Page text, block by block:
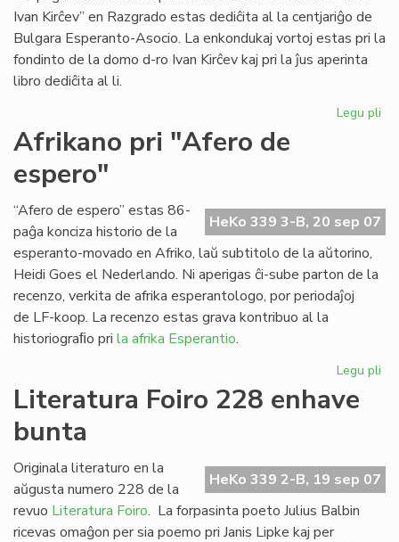
Ivan Kirĉev” en Razgrado estas dediĉita al la centjariĝo de
Bulgara Esperanto-Asocio. La enkondukaj vortoj estas pri la
fondinto de la domo d-ro Ivan Kirĉev kaj pri la ĵus aperinta
libro dediĉita al li.
Legu pli
ro
Afrikano pri "Afero de
espero"
HeKo 339 3-B, 20 sep 07
“Afero de espero” estas 86-
paĝa konciza historio de la
esperanto-movado en Afriko, laŭ subtitolo de la aŭtorino,
Heidi Goes el Nederlando. Ni aperigas ĉi-sube parton de la
recenzo, verkita de afrika esperantologo, por periodaĵoj
de LF-koop. La recenzo estas grava kontribuo al la
historiograﬁo pri la afrika Esperantio.
Legu pli
Literatura Foiro 228 enhave
bunta
HeKo 339 2-B, 19 sep 07
Originala literaturo en la
aŭgusta numero 228 de la
revuo Literatura Foiro. La forpasinta poeto Julius Balbin
ricevas omaĝon per sia poemo pri Janis Lipke kaj per